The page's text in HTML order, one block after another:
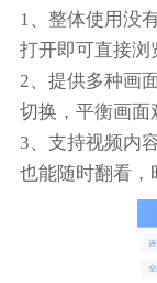
1、整体使用没
打开即可直接浏
2、提供多种画
切换，平衡画面
3、支持视频内
也能随时翻看，